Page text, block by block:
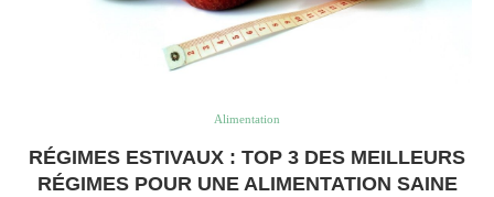
Alimentation
RÉGIMES ESTIVAUX : TOP 3 DES MEILLEURS
RÉGIMES POUR UNE ALIMENTATION SAINE